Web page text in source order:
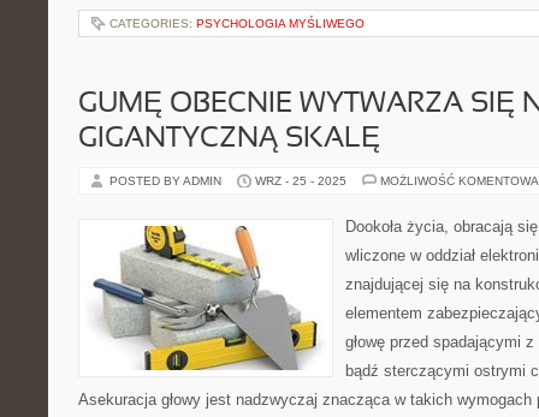
CATEGORIES: PSYCHOLOGIA MYŚLIWEGO
GUMĘ OBECNIE WYTWARZA SIĘ
GIGANTYCZNĄ SKALĘ
POSTED BY ADMIN WRZ - 25 - 2025 MOŻLIWOŚĆ
Dookoła życia, obracają
wliczone w oddział
znajdującej się na
elementem
głowę przed spadającymi
bądź sterczącymi ostrymi
Asekuracja głowy jest nadzwyczaj znacząca w takich wymogach